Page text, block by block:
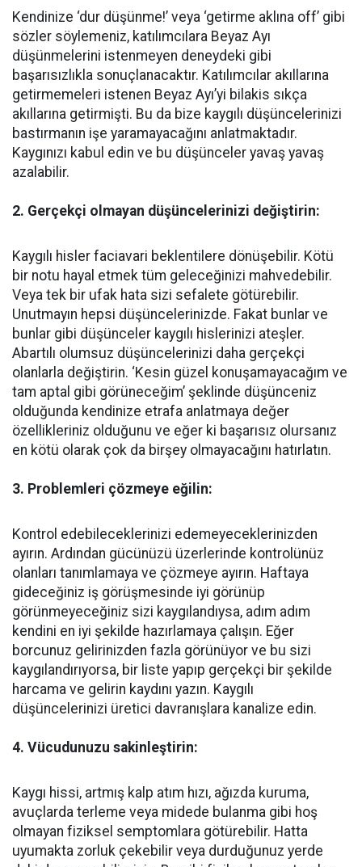
Kendinize ‘dur düşünme!’ veya ‘getirme aklına off’ gibi
sözler söylemeniz, katılımcılara Beyaz Ayı
düşünmelerini istenmeyen deneydeki gibi
başarısızlıkla sonuçlanacaktır. Katılımcılar akıllarına
getirmemeleri istenen Beyaz Ayı’yi bilakis sıkça
akıllarına getirmişti. Bu da bize kaygılı düşüncelerinizi
bastırmanın işe yaramayacağını anlatmaktadır.
Kaygınızı kabul edin ve bu düşünceler yavaş yavaş
azalabilir.
2. Gerçekçi olmayan düşüncelerinizi değiştirin:
Kaygılı hisler faciavari beklentilere dönüşebilir. Kötü
bir notu hayal etmek tüm geleceğinizi mahvedebilir.
Veya tek bir ufak hata sizi sefalete götürebilir.
Unutmayın hepsi düşüncelerinizde. Fakat bunlar ve
bunlar gibi düşünceler kaygılı hislerinizi ateşler.
Abartılı olumsuz düşüncelerinizi daha gerçekçi
olanlarla değiştirin. ‘Kesin güzel konuşamayacağım ve
tam aptal gibi görüneceğim’ şeklinde düşünceniz
olduğunda kendinize etrafa anlatmaya değer
özellikleriniz olduğunu ve eğer ki başarısız olursanız
en kötü olarak çok da birşey olmayacağını hatırlatın.
3. Problemleri çözmeye eğilin:
Kontrol edebileceklerinizi edemeyeceklerinizden
ayırın. Ardından gücünüzü üzerlerinde kontrolünüz
olanları tanımlamaya ve çözmeye ayırın. Haftaya
gideceğiniz iş görüşmesinde iyi görünüp
görünmeyeceğiniz sizi kaygılandıysa, adım adım
kendini en iyi şekilde hazırlamaya çalışın. Eğer
borcunuz gelirinizden fazla görünüyor ve bu sizi
kaygılandırıyorsa, bir liste yapıp gerçekçi bir şekilde
harcama ve gelirin kaydını yazın. Kaygılı
düşüncelerinizi üretici davranışlara kanalize edin.
4. Vücudunuzu sakinleştirin:
Kaygı hissi, artmış kalp atım hızı, ağızda kuruma,
avuçlarda terleme veya midede bulanma gibi hoş
olmayan fiziksel semptomlara götürebilir. Hatta
uyumakta zorluk çekebilir veya durduğunuz yerde